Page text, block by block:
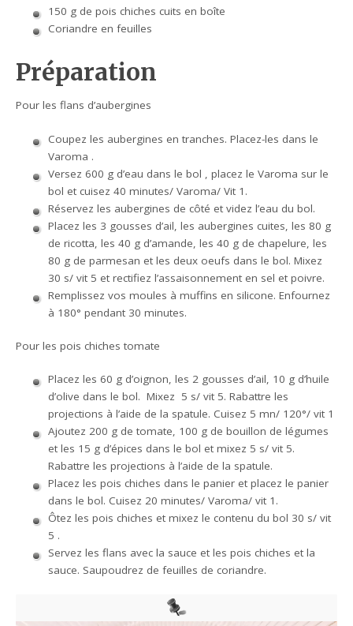
150 g de pois chiches cuits en boîte
Coriandre en feuilles
Préparation
Pour les flans d’aubergines
Coupez les aubergines en tranches. Placez-les dans le
Varoma .
Versez 600 g d’eau dans le bol , placez le Varoma sur le
bol et cuisez 40 minutes/ Varoma/ Vit 1.
Réservez les aubergines de côté et videz l’eau du bol.
Placez les 3 gousses d’ail, les aubergines cuites, les 80 g
de ricotta, les 40 g d’amande, les 40 g de chapelure, les
80 g de parmesan et les deux oeufs dans le bol. Mixez
30 s/ vit 5 et rectifiez l’assaisonnement en sel et poivre.
Remplissez vos moules à muffins en silicone. Enfournez
à 180° pendant 30 minutes.
Pour les pois chiches tomate
Placez les 60 g d’oignon, les 2 gousses d’ail, 10 g d’huile
d’olive dans le bol. Mixez 5 s/ vit 5. Rabattre les
projections à l’aide de la spatule. Cuisez 5 mn/ 120°/ vit 1
Ajoutez 200 g de tomate, 100 g de bouillon de légumes
et les 15 g d’épices dans le bol et mixez 5 s/ vit 5.
Rabattre les projections à l’aide de la spatule.
Placez les pois chiches dans le panier et placez le panier
dans le bol. Cuisez 20 minutes/ Varoma/ vit 1.
Ôtez les pois chiches et mixez le contenu du bol 30 s/ vit
5 .
Servez les flans avec la sauce et les pois chiches et la
sauce. Saupoudrez de feuilles de coriandre.